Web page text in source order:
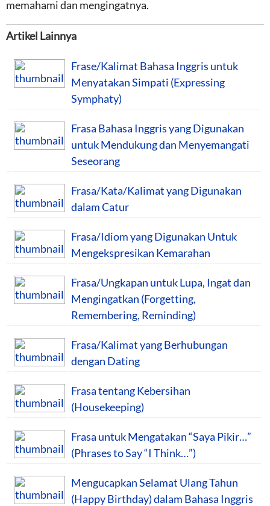
memahami dan mengingatnya.
Artikel Lainnya
Frase/Kalimat Bahasa Inggris untuk
Menyatakan Simpati (Expressing
Symphaty)
Frasa Bahasa Inggris yang Digunakan
untuk Mendukung dan Menyemangati
Seseorang
Frasa/Kata/Kalimat yang Digunakan
dalam Catur
Frasa/Idiom yang Digunakan Untuk
Mengekspresikan Kemarahan
Frasa/Ungkapan untuk Lupa, Ingat dan
Mengingatkan (Forgetting,
Remembering, Reminding)
Frasa/Kalimat yang Berhubungan
dengan Dating
Frasa tentang Kebersihan
(Housekeeping)
Frasa untuk Mengatakan “Saya Pikir…”
(Phrases to Say “I Think…”)
Mengucapkan Selamat Ulang Tahun
(Happy Birthday) dalam Bahasa Inggris